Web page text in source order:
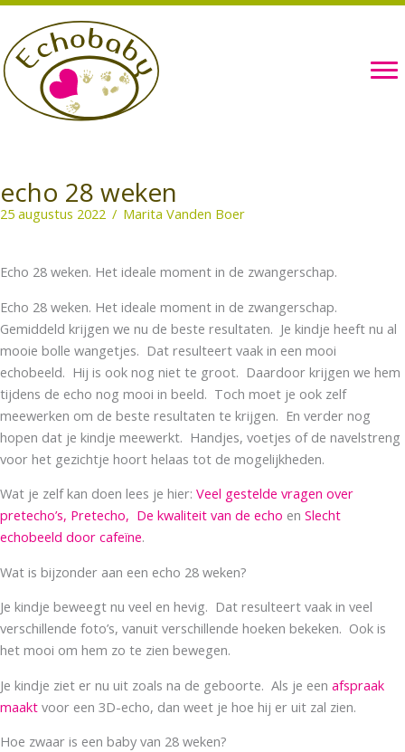
Ga
naar
de
inhoud
echo 28 weken
25 augustus 2022 / Marita Vanden Boer
Echo 28 weken. Het ideale moment in de zwangerschap.
Echo 28 weken. Het ideale moment in de zwangerschap.
Gemiddeld krijgen we nu de beste resultaten. Je kindje heeft nu al
mooie bolle wangetjes. Dat resulteert vaak in een mooi
echobeeld. Hij is ook nog niet te groot. Daardoor krijgen we hem
tijdens de echo nog mooi in beeld. Toch moet je ook zelf
meewerken om de beste resultaten te krijgen. En verder nog
hopen dat je kindje meewerkt. Handjes, voetjes of de navelstreng
voor het gezichtje hoort helaas tot de mogelijkheden.
Wat je zelf kan doen lees je hier: Veel gestelde vragen over
pretecho’s, Pretecho, De kwaliteit van de echo en Slecht
echobeeld door cafeïne.
Wat is bijzonder aan een echo 28 weken?
Je kindje beweegt nu veel en hevig. Dat resulteert vaak in veel
verschillende foto’s, vanuit verschillende hoeken bekeken. Ook is
het mooi om hem zo te zien bewegen.
Je kindje ziet er nu uit zoals na de geboorte. Als je een afspraak
maakt voor een 3D-echo, dan weet je hoe hij er uit zal zien.
Hoe zwaar is een baby van 28 weken?